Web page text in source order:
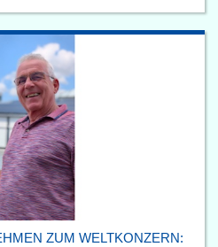
ZUM WELTKONZERN: